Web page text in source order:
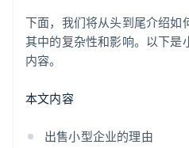
处理售后过渡
下面，我们将从头到尾介绍如
其中的复杂性和影响。以下是
内容。
本文内容
出售小型企业的理由